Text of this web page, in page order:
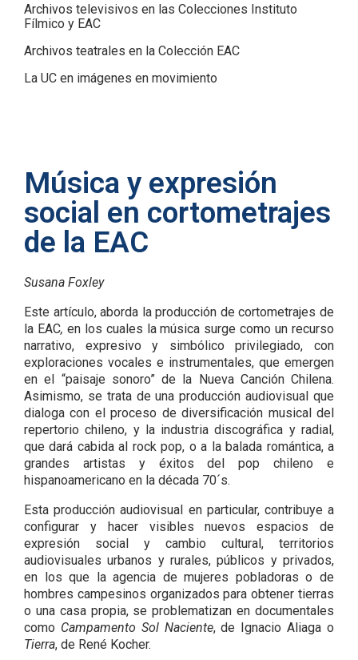
Archivos televisivos en las Colecciones Instituto
Fílmico y EAC
Archivos teatrales en la Colección EAC
La UC en imágenes en movimiento
Música y expresión
social en cortometrajes
de la EAC
Susana Foxley
Este artículo, aborda la producción de cortometrajes de
la EAC, en los cuales la música surge como un recurso
narrativo, expresivo y simbólico privilegiado, con
exploraciones vocales e instrumentales, que emergen
en el “paisaje sonoro” de la Nueva Canción Chilena.
Asimismo, se trata de una producción audiovisual que
dialoga con el proceso de diversificación musical del
repertorio chileno, y la industria discográfica y radial,
que dará cabida al rock pop, o a la balada romántica, a
grandes artistas y éxitos del pop chileno e
hispanoamericano en la década 70´s.
Esta producción audiovisual en particular, contribuye a
configurar y hacer visibles nuevos espacios de
expresión social y cambio cultural, territorios
audiovisuales urbanos y rurales, públicos y privados,
en los que la agencia de mujeres pobladoras o de
hombres campesinos organizados para obtener tierras
o una casa propia, se problematizan en documentales
como Campamento Sol Naciente, de Ignacio Aliaga o
Tierra, de René Kocher.